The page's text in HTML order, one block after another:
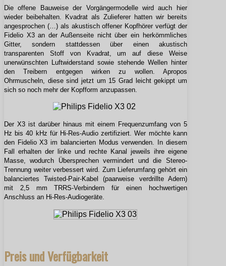
Die offene Bauweise der Vorgängermodelle wird auch hier
wieder beibehalten. Kvadrat als Zulieferer hatten wir bereits
angesprochen (…) als akustisch offener Kopfhörer verfügt der
Fidelio X3 an der Außenseite nicht über ein herkömmliches
Gitter, sondern stattdessen über einen akustisch
transparenten Stoff von Kvadrat, um auf diese Weise
unerwünschten Luftwiderstand sowie stehende Wellen hinter
den Treibern entgegen wirken zu wollen. Apropos
Ohrmuscheln, diese sind jetzt um 15 Grad leicht gekippt um
sich so noch mehr der Kopfform anzupassen.
Der X3 ist darüber hinaus mit einem Frequenzumfang von 5
Hz bis 40 kHz für Hi-Res-Audio zertifiziert. Wer möchte kann
den Fidelio X3 im balancierten Modus verwenden. In diesem
Fall erhalten der linke und rechte Kanal jeweils ihre eigene
Masse, wodurch Übersprechen vermindert und die Stereo-
Trennung weiter verbessert wird. Zum Lieferumfang gehört ein
balanciertes Twisted-Pair-Kabel (paarweise verdrillte Adern)
mit 2,5 mm TRRS-Verbindern für einen hochwertigen
Anschluss an Hi-Res-Audiogeräte.
Preis und Verfügbarkeit